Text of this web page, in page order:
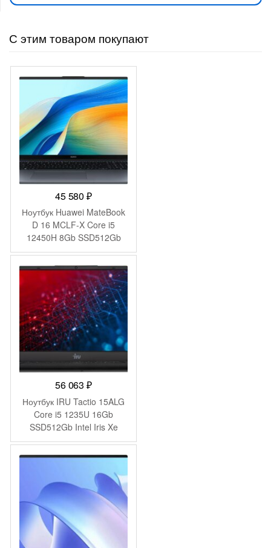
С этим товаром покупают
45 580₽
Ноутбук Huawei MateBook
D 16 MCLF-X Core i5
12450H 8Gb SSD512Gb
Intel UHD Graphics 16″ IPS
(1920×1200) без ОС grey
space WiFi BT Cam
(53013YDJ)
56 063₽
Ноутбук IRU Tactio 15ALG
Core i5 1235U 16Gb
SSD512Gb Intel Iris Xe
graphics 15.6″ IPS FHD
(1920×1080) без ОС black